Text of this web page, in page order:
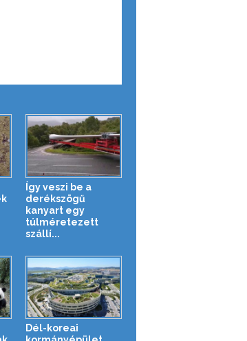
Így veszi be a
derékszögű
kanyart egy
túlméretezett
szállí...
Dél-koreai